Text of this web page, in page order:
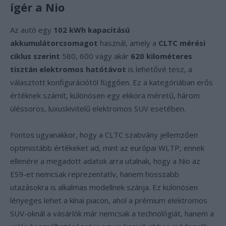
ígér a Nio
Az autó egy 102 kWh kapacitású
akkumulátorcsomagot használ, amely a CLTC mérési
ciklus szerint 580, 600 vagy akár 620 kilométeres
tisztán elektromos hatótávot is lehetővé tesz, a
választott konfigurációtól függően. Ez a kategóriában erős
értéknek számít, különösen egy ekkora méretű, három
üléssoros, luxuskivitelű elektromos SUV esetében.
Fontos ugyanakkor, hogy a CLTC szabvány jellemzően
optimistább értékeket ad, mint az európai WLTP, ennek
ellenére a megadott adatok arra utalnak, hogy a Nio az
ES9-et nemcsak reprezentatív, hanem hosszabb
utazásokra is alkalmas modellnek szánja. Ez különösen
lényeges lehet a kínai piacon, ahol a prémium elektromos
SUV-oknál a vásárlók már nemcsak a technológiát, hanem a